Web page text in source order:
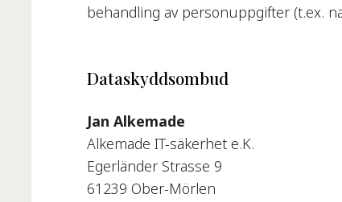
behandling av personuppgifter (t.ex.
Dataskyddsombud
Jan Alkemade
Alkemade IT-säkerhet e.K.
Egerländer Strasse 9
61239 Ober-Mörlen